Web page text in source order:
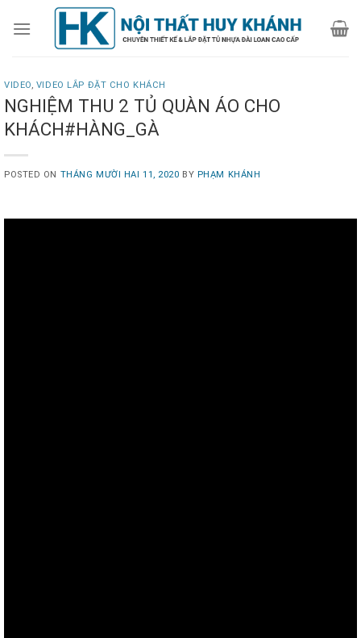
VIDEO, VIDEO LẮP ĐẶT CHO KHÁCH
NGHIỆM THU 2 TỦ QUÀN ÁO CHO
KHÁCH#HÀNG_GÀ
POSTED ON THÁNG MƯỜI HAI 11, 2020 BY PHẠM KHÁNH